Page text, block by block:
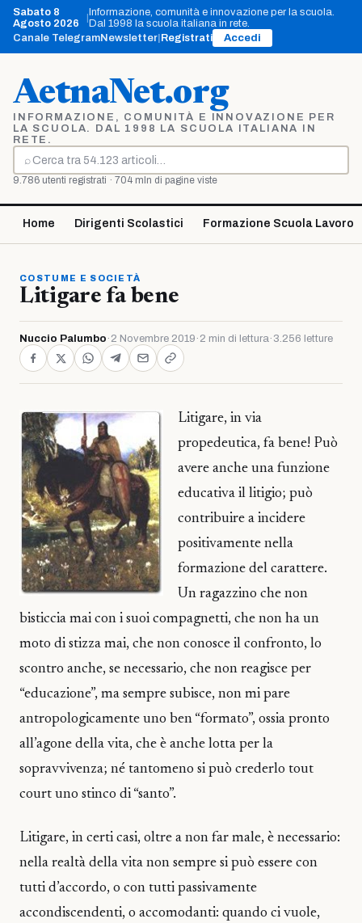
Vai
contenuto
Sabato 8
Agosto 2026
Informazione, comunità e innovazione per la scuola.
Dal 1998 la scuola italiana in rete.
Canale TelegramNewsletter Registrati Accedi
AetnaNet.org
INFORMAZIONE, COMUNITÀ E INNOVAZIONE PER
LA SCUOLA. DAL 1998 LA SCUOLA ITALIANA IN
RETE.
⌕
Cerca
9.786 utenti registrati · 704 mln di pagine viste
Home Dirigenti Scolastici Formazione Scuola Lavoro
COSTUME E SOCIETÀ
Litigare fa bene
Nuccio Palumbo · 2 Novembre 2019 · 2 min di lettura· 3.256 letture
Litigare, in via
propedeutica, fa bene! Può
avere anche una funzione
educativa il litigio; può
contribuire a incidere
positivamente nella
formazione del carattere.
Un ragazzino che non
bisticcia mai con i suoi compagnetti, che non ha un
moto di stizza mai, che non conosce il confronto, lo
scontro anche, se necessario, che non reagisce per
“educazione”, ma sempre subisce, non mi pare
antropologicamente uno ben “formato”, ossia pronto
all’agone della vita, che è anche lotta per la
sopravvivenza; né tantomeno si può crederlo tout
court uno stinco di “santo”.
Litigare, in certi casi, oltre a non far male, è necessario:
nella realtà della vita non sempre si può essere con
tutti d’accordo, o con tutti passivamente
accondiscendenti, o accomodanti: quando ci vuole,